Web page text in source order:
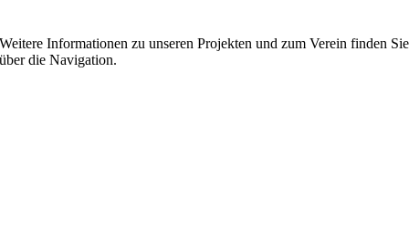
Weitere Informationen zu unseren Projekten und zum Verein finden Sie
über die Navigation.